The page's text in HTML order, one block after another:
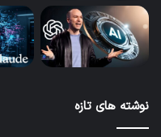
نوشته های تازه